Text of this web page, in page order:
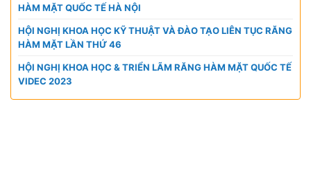
HÀM MẶT QUỐC TẾ HÀ NỘI
HỘI NGHỊ KHOA HỌC KỸ THUẬT VÀ ĐÀO TẠO LIÊN TỤC RĂNG
HÀM MẶT LẦN THỨ 46
HỘI NGHỊ KHOA HỌC & TRIỂN LÃM RĂNG HÀM MẶT QUỐC TẾ
VIDEC 2023